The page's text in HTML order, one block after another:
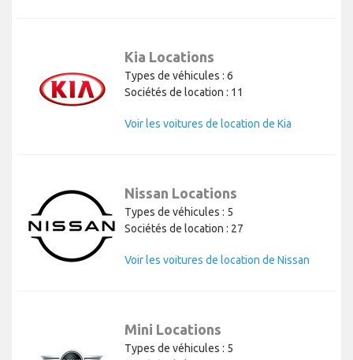
Kia Locations
Types de véhicules : 6
Sociétés de location : 11
Voir les voitures de location de Kia
Nissan Locations
Types de véhicules : 5
Sociétés de location : 27
Voir les voitures de location de Nissan
Mini Locations
Types de véhicules : 5